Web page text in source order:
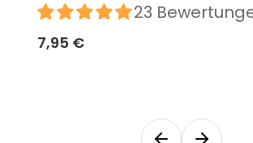
23
7,95 €